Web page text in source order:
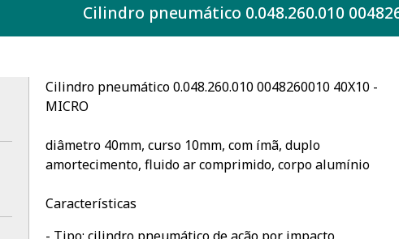
Cilindro pneumático 0.048.260.010
Cilindro pneumático 0.048.260.010 0048260010 40X10 -
MICRO
diâmetro 40mm, curso 10mm, com ímã, duplo
amortecimento, fluido ar comprimido, corpo alumínio
Características